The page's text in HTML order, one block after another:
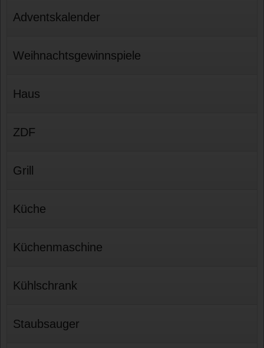
Adventskalender
Weihnachtsgewinnspiele
Haus
ZDF
Grill
Küche
Küchenmaschine
Kühlschrank
Staubsauger